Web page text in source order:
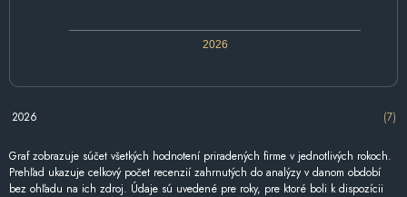
2026
2026 (7)
Graf zobrazuje súčet všetkých hodnotení priradených firme v jednotlivých rokoch.
Prehľad ukazuje celkový počet recenzií zahrnutých do analýzy v danom období
bez ohľadu na ich zdroj. Údaje sú uvedené pre roky, pre ktoré boli k dispozícii